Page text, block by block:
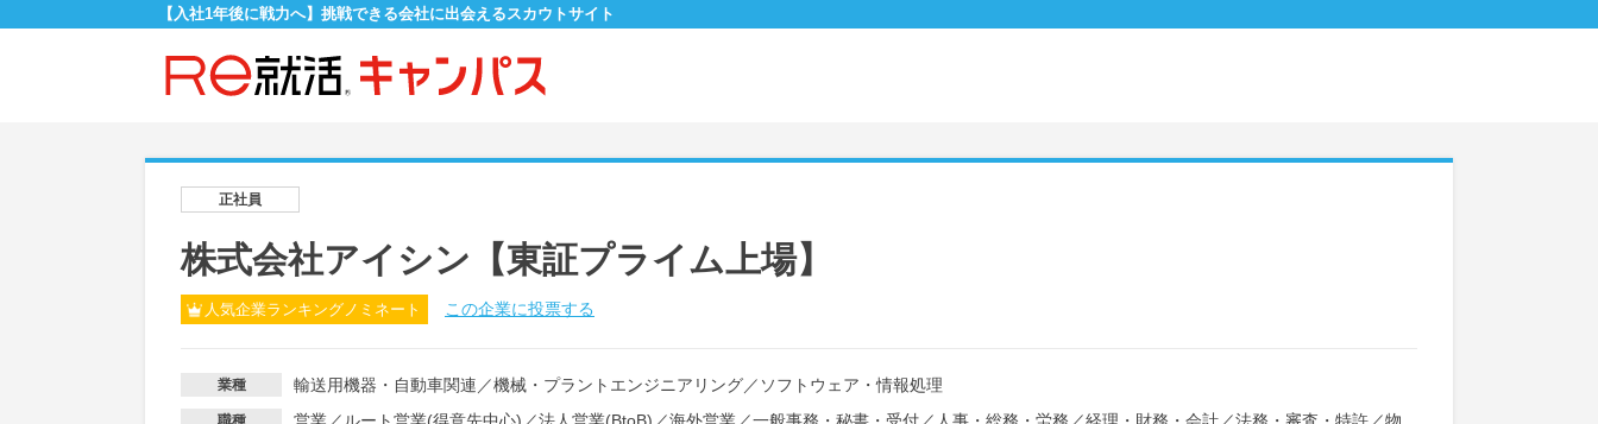
【入社1年後に戦力へ】挑戦できる会社に出会えるスカウトサイト
正社員
株式会社アイシン【東証プライム上場】
人気企業ランキングノミネート この企業に投票する
業種 輸送用機器・自動車関連 ／機械・プラントエンジニアリング／ ソフトウェア・情報処理
職種